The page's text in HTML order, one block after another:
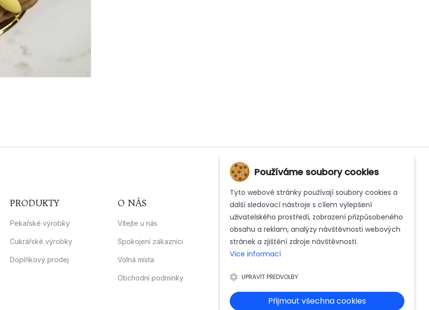
PRODUKTY
Pekařské výrobky
Cukrářské výrobky
Doplňkový prodej
O NÁS
Vítejte u nás
Spokojení zákazníci
Volná místa
Obchodní podmínky
INFORMACE
Whistleblowing
Reklamační řád
Používáme soubory cookies
Tyto webové stránky používají soubory cookies a
další sledovací nástroje s cílem vylepšení
uživatelského prostředí, zobrazení přizpůsobeného
obsahu a reklam, analýzy návštěvnosti webových
stránek a zjištění zdroje návštěvnosti.
Více informací
UPRAVIT PŘEDVOLBY
Přijmout všechna cookies